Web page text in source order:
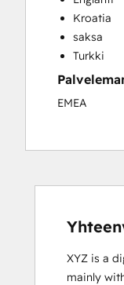
Kroatia
saksa
Turkki
EMEA
XYZ is a
mainly